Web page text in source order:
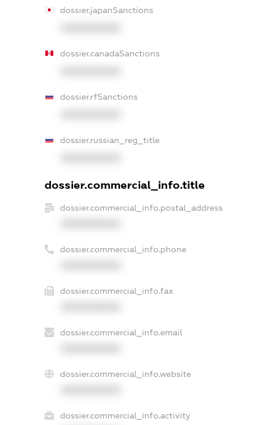
dossier.japanSanctions
dossier.canadaSanctions
dossier.rfSanctions
dossier.russian_reg_title
dossier.commercial_info.title
dossier.commercial_info.postal_address
dossier.commercial_info.phone
dossier.commercial_info.fax
dossier.commercial_info.email
dossier.commercial_info.website
dossier.commercial_info.activity